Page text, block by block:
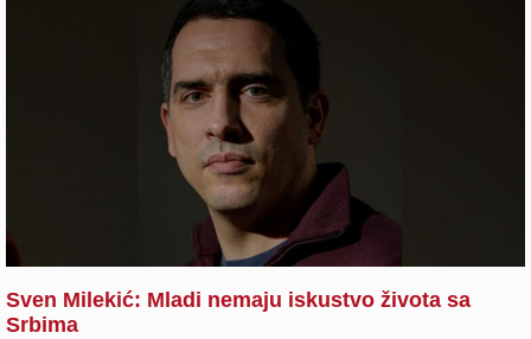
Sven Milekić: Mladi nemaju iskustvo života sa
Srbima